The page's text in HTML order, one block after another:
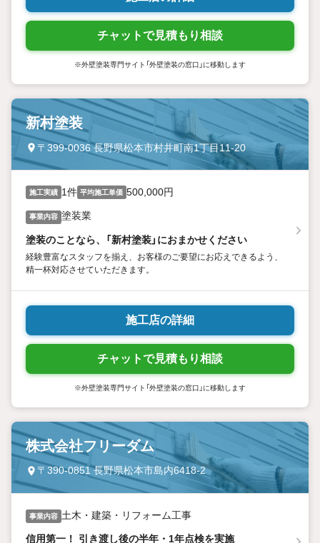
チャットで見積もり相談
※外壁塗装専門サイト「外壁塗装の窓口」に移動します
新村塗装
〒399-0036 長野県松本市村井町南1丁目11-20
施工実績 1件 平均施工単価 500,000円
事業内容 塗装業
塗装のことなら、「新村塗装」におまかせください
経験豊富なスタッフを揃え、お客様のご要望にお応えできるよう、
精一杯対応させていただきます。
施工店の詳細
チャットで見積もり相談
※外壁塗装専門サイト「外壁塗装の窓口」に移動します
株式会社フリーダム
〒390-0851 長野県松本市島内6418-2
事業内容 土木・建築・リフォーム工事
信用第一！ 引き渡し後の半年・1年点検を実施